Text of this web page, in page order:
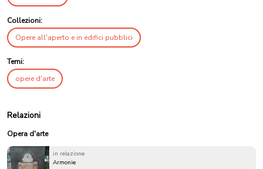
Collezioni:
Opere all'aperto e in edifici pubblici
Temi:
opere d'arte
Relazioni
Opera d'arte
in relazione
Armonie